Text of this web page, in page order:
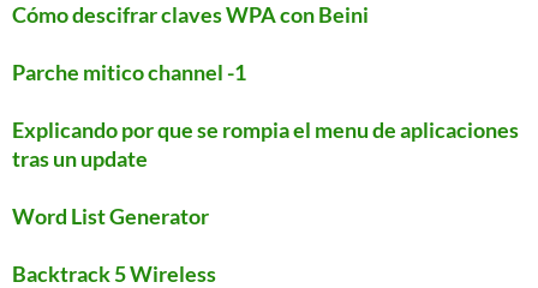
Cómo descifrar claves WPA con Beini
Parche mitico channel -1
Explicando por que se rompia el menu de aplicaciones
tras un update
Word List Generator
Backtrack 5 Wireless